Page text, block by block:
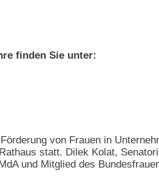
finden Sie unter:
von Frauen in
statt. Dilek Kolat,
und Mitglied des